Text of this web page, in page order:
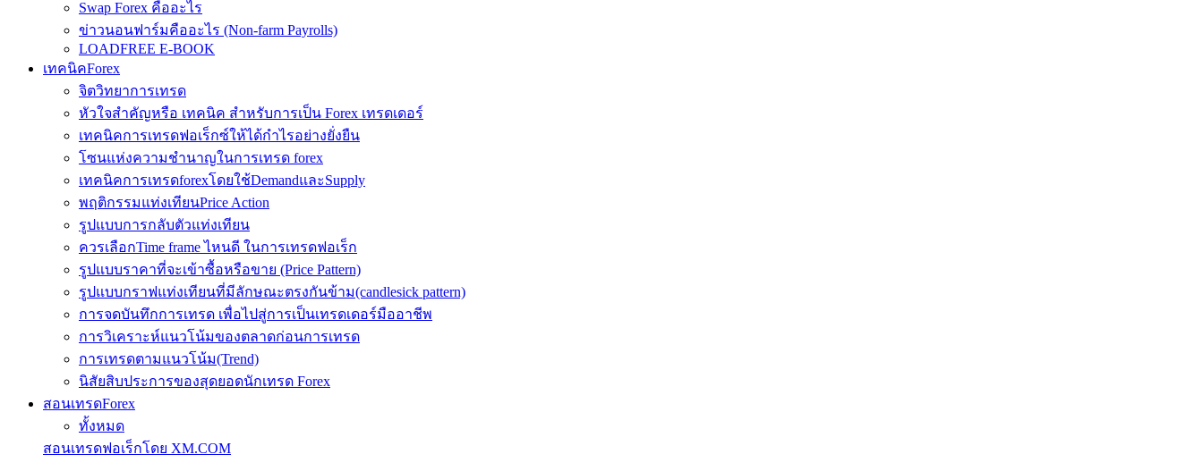
Swap Forex คืออะไร
ข่าวนอนฟาร์มคืออะไร (Non-farm Payrolls)
LOADFREE E-BOOK
เทคนิคForex
จิตวิทยาการเทรด
หัวใจสำคัญหรือ เทคนิค สำหรับการเป็น Forex เทรดเดอร์
เทคนิคการเทรดฟอเร็กซ์ให้ได้กำไรอย่างยั่งยืน
โซนแห่งความชำนาญในการเทรด forex
เทคนิคการเทรดforexโดยใช้DemandและSupply
พฤติกรรมแท่งเทียนPrice Action
รูปแบบการกลับตัวแท่งเทียน
ควรเลือกTime frame ไหนดี ในการเทรดฟอเร็ก
รูปแบบราคาที่จะเข้าซื้อหรือขาย (Price Pattern)
รูปแบบกราฟแท่งเทียนที่มีลักษณะตรงกันข้าม(candlesick pattern)
การจดบันทึกการเทรด เพื่อไปสู่การเป็นเทรดเดอร์มืออาชีพ
การวิเคราะห์แนวโน้มของตลาดก่อนการเทรด
การเทรดตามแนวโน้ม(Trend)
นิสัยสิบประการของสุดยอดนักเทรด Forex
สอนเทรดForex
ทั้งหมด
สอนเทรดฟอเร็กโดย XM.COM